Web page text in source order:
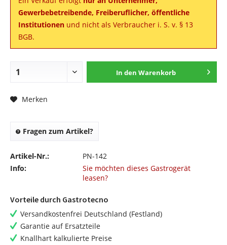
Gewerbebetreibende, Freiberuflicher, öffentliche
Institutionen und nicht als Verbraucher i. S. v. § 13
BGB.
In den Warenkorb
Merken
Fragen zum Artikel?
Artikel-Nr.:
PN-142
Info:
Sie möchten dieses Gastrogerät
leasen?
Vorteile durch Gastrotecno
Versandkostenfrei Deutschland (Festland)
Garantie auf Ersatzteile
Knallhart kalkulierte Preise